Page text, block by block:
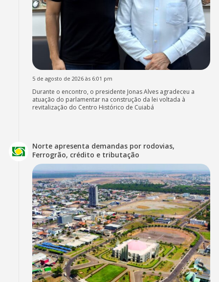
5 de agosto de 2026 às 6:01 pm
Durante o encontro, o presidente Jonas Alves agradeceu a
atuação do parlamentar na construção da lei voltada à
revitalização do Centro Histórico de Cuiabá
Norte apresenta demandas por rodovias,
Ferrogrão, crédito e tributação